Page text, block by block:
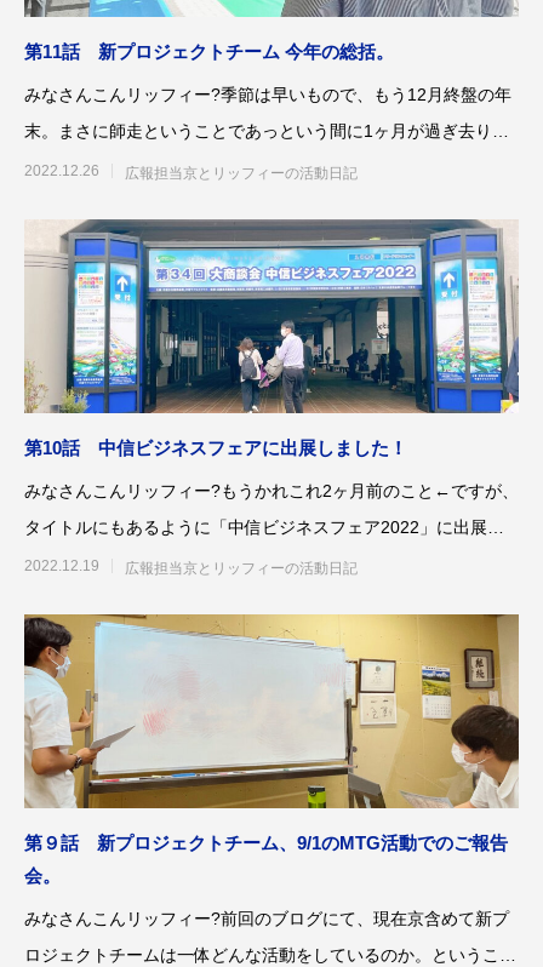
第145回 再熱した「推し活」
2026.06.15
第144回 サブスク
2026.04.15
第53回青年経営者全国交流会 in 香川で
「選ばれる企業の条件」を学んできまし
た！
2025.12.04
我が家の脱プラ生活
2023.05.25
第11話 新プロジェクトチーム 今年の総括。
みなさんこんリッフィー?季節は早いもので、もう12月終盤の年
末。まさに師走ということであっという間に1ヶ月が過ぎ去りそ
うです。最近の京は、
2022.12.26 広報担当京とリッフィーの活動日記
第10話 中信ビジネスフェアに出展しました！
みなさんこんリッフィー?もうかれこれ2ヶ月前のこと←ですが、
タイトルにもあるように「中信ビジネスフェア2022」に出展し
ました！今年で出
2022.12.19 広報担当京とリッフィーの活動日記
第９話 新プロジェクトチーム、9/1のMTG活動でのご報告
会。
みなさんこんリッフィー?前回のブログにて、現在京含めて新プ
ロジェクトチームは一体どんな活動をしているのか。ということ